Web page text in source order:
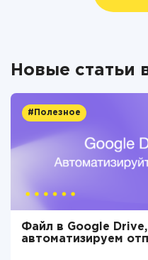
Новые статьи
#Полезное
Файл в Google
автоматизируем